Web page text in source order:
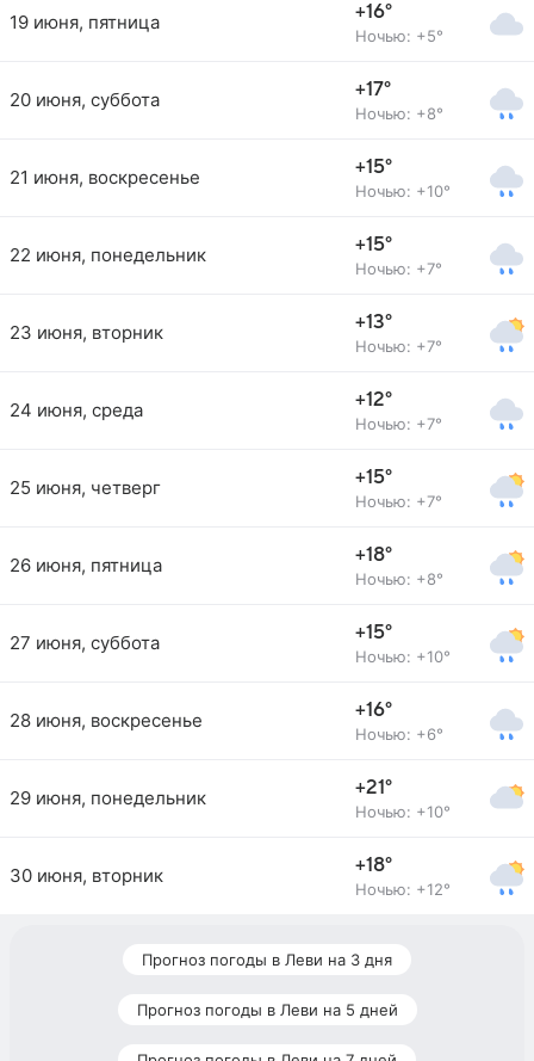
19 июня, пятница +16°
Ночью: +5°
20 июня, суббота +17°
Ночью: +8°
21 июня, воскресенье +15°
Ночью: +10°
22 июня, понедельник +15°
Ночью: +7°
23 июня, вторник +13°
Ночью: +7°
24 июня, среда +12°
Ночью: +7°
25 июня, четверг +15°
Ночью: +7°
26 июня, пятница +18°
Ночью: +8°
27 июня, суббота +15°
Ночью: +10°
28 июня, воскресенье +16°
Ночью: +6°
29 июня, понедельник +21°
Ночью: +10°
30 июня, вторник +18°
Ночью: +12°
Прогноз погоды в Леви на 3 дня
Прогноз погоды в Леви на 5 дней